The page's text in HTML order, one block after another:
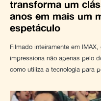
transforma um
anos em mais um
espetáculo
Filmado inteiramente em
impressiona não apenas pelo
como utiliza a tecnologia para